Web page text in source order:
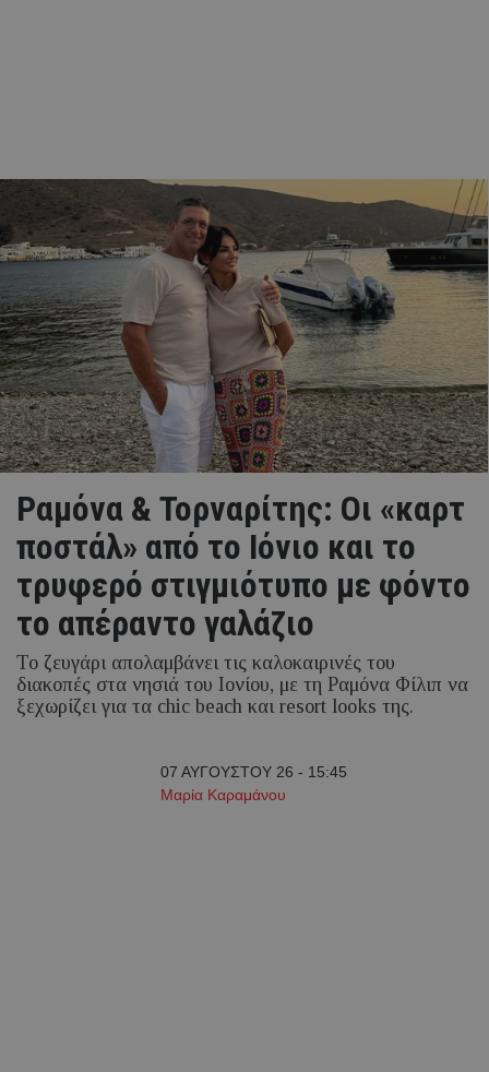
Ραμόνα & Τορναρίτης: Οι «καρτ
ποστάλ» από το Ιόνιο και το
τρυφερό στιγμιότυπο με φόντο
το απέραντο γαλάζιο
Το ζευγάρι απολαμβάνει τις καλοκαιρινές του
διακοπές στα νησιά του Ιονίου, με τη Ραμόνα Φίλιπ να
ξεχωρίζει για τα chic beach και resort looks της.
07 ΑΥΓΟΥΣΤΟΥ 26 - 15:45
Μαρία Καραμάνου